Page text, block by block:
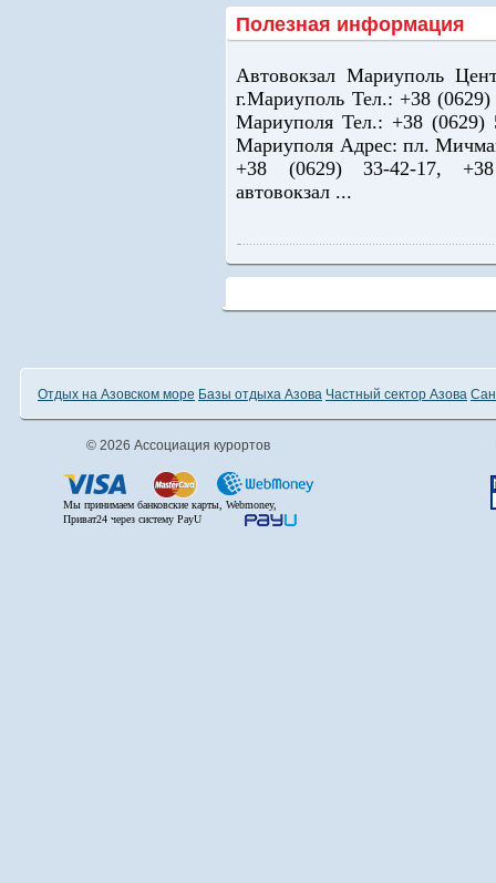
Полезная информация
Автовокзал Мариуполь
г.Мариуполь Тел.: +38 (0629)
Мариуполя Тел.: +38 (0629)
Мариуполя Адрес: пл.
+38 (0629) 33-42-17,
автовокзал ...
Отдых на Азовском море Базы отдыха Азова Частный сектор Азова
© 2026 Ассоциация курортов
Мы принимаем банковские карты, Webmoney,
Приват24 через систему PayU